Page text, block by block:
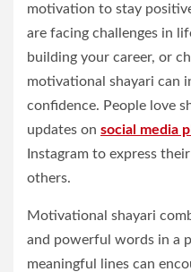
motivation to stay
are facing challenges in
building your career, or
motivational shayari can
confidence. People love
updates on social media
Instagram to express
others.
Motivational shayari
and powerful words in a
meaningful lines can